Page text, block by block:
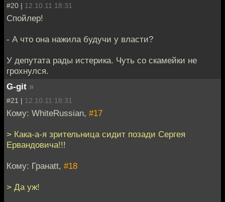
#20 | 12.10.11 18:31
Спойлер!
- А что она нажила будучи у власти?
У депутата рады истерика. Чуть со скамейки не
грохнулся.
G-git »
#21 | 12.10.11 18:31
Кому: WhiteRussian, #17
> Кака-а-я зрительница сидит позади Сергея
Ервандовича!!!
Кому: Гранаtt, #18
> Да уж!